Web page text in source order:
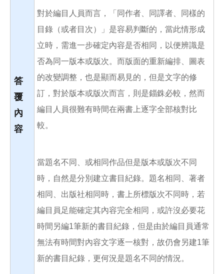
答
覆
內
容
對於編目人員而言，「同作者、同譯者、同樣的
目錄（或者目次）」是容易判斷的，當此情形成
立時，需進一步確定內容是否相同，以便辨識是
否為同一版本或版次。而版面的重新編排、圖表
的改變調整，也是顯而易見的，但是文字的修
訂，對於版本或版次而言，則是錙銖必較，然而
編目人員很難有時間在兩書上逐字全部核對比
較。
當題名不同、或相同作品但是版本或版次不同
時，自然是分別建立書目紀錄。題名相同、著者
相同、出版社相同時，書上所標版次不同時，若
編目員足能確定其內容完全相同，或許沒必要花
時間另編1筆新的書目紀錄，但是由於編目員通常
無法有時間對內容文字逐一核對，故仍會另建1筆
新的書目紀錄，更何況是題名不同的情況。